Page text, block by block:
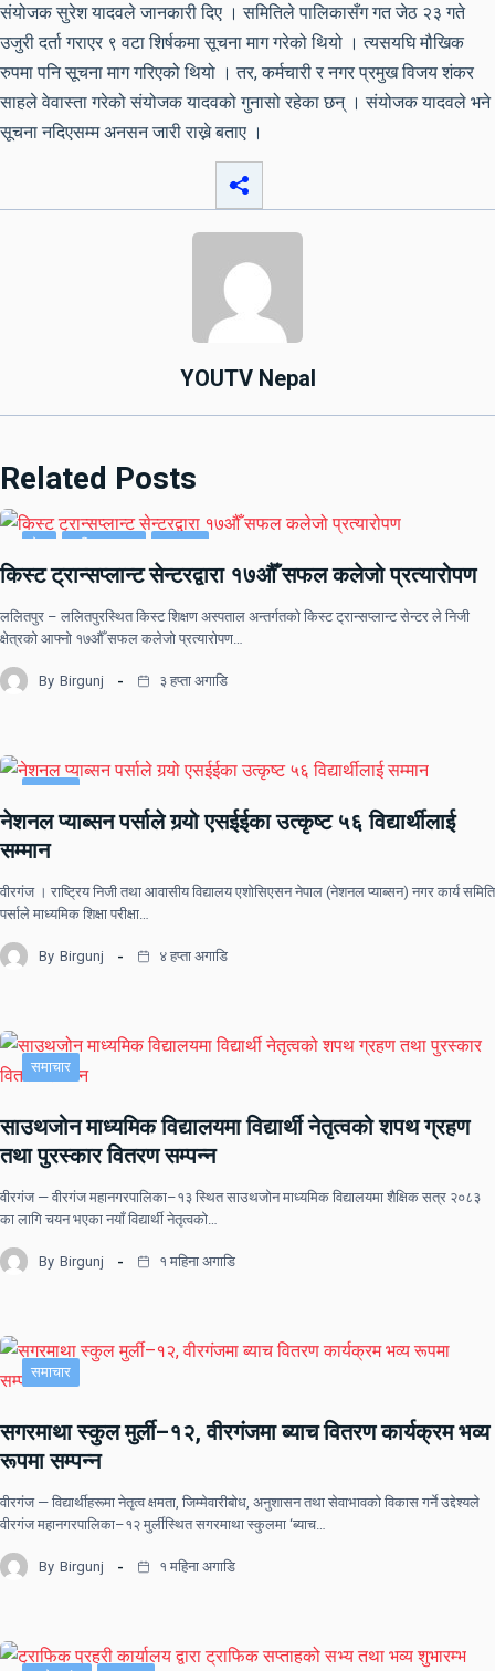
संयोजक सुरेश यादवले जानकारी दिए । समितिले पालिकासँग गत जेठ २३ गते
उजुरी दर्ता गराएर ९ वटा शिर्षकमा सूचना माग गरेको थियो । त्यसयघि मौखिक
रुपमा पनि सूचना माग गरिएको थियो । तर, कर्मचारी र नगर प्रमुख विजय शंकर
साहले वेवास्ता गरेको संयोजक यादवको गुनासो रहेका छन् । संयोजक यादवले भने
सूचना नदिएसम्म अनसन जारी राख्ने बताए ।
YOUTV Nepal
Related Posts
किस्ट ट्रान्सप्लान्ट सेन्टरद्वारा १७औँ सफल कलेजो प्रत्यारोपण
ललितपुर – ललितपुरस्थित किस्ट शिक्षण अस्पताल अन्तर्गतको किस्ट ट्रान्सप्लान्ट सेन्टर ले निजी
क्षेत्रको आफ्नो १७औँ सफल कलेजो प्रत्यारोपण…
By Birgunj ३ हप्ता अगाडि
नेशनल प्याब्सन पर्साले गर्‍यो एसईईका उत्कृष्ट ५६ विद्यार्थीलाई
सम्मान
वीरगंज । राष्ट्रिय निजी तथा आवासीय विद्यालय एशोसिएसन नेपाल (नेशनल प्याब्सन) नगर कार्य समिति
पर्साले माध्यमिक शिक्षा परीक्षा…
By Birgunj ४ हप्ता अगाडि
समाचार
साउथजोन माध्यमिक विद्यालयमा विद्यार्थी नेतृत्वको शपथ ग्रहण
तथा पुरस्कार वितरण सम्पन्न
वीरगंज — वीरगंज महानगरपालिका–१३ स्थित साउथजोन माध्यमिक विद्यालयमा शैक्षिक सत्र २०८३
का लागि चयन भएका नयाँ विद्यार्थी नेतृत्वको…
By Birgunj १ महिना अगाडि
समाचार
सगरमाथा स्कुल मुर्ली–१२, वीरगंजमा ब्याच वितरण कार्यक्रम भव्य
रूपमा सम्पन्न
वीरगंज — विद्यार्थीहरूमा नेतृत्व क्षमता, जिम्मेवारीबोध, अनुशासन तथा सेवाभावको विकास गर्ने उद्देश्यले
वीरगंज महानगरपालिका–१२ मुर्लीस्थित सगरमाथा स्कुलमा ‘ब्याच…
By Birgunj १ महिना अगाडि